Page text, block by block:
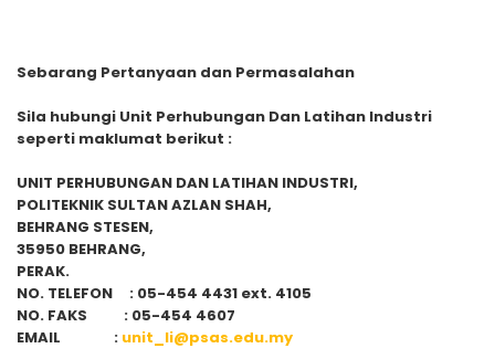
Sebarang Pertanyaan dan Permasalahan
Sila hubungi Unit Perhubungan Dan Latihan Industri
seperti maklumat berikut :
UNIT PERHUBUNGAN DAN LATIHAN INDUSTRI,
POLITEKNIK SULTAN AZLAN SHAH,
BEHRANG STESEN,
35950 BEHRANG,
PERAK.
NO. TELEFON : 05-454 4431 ext. 4105
NO. FAKS : 05-454 4607
EMAIL : unit_li@psas.edu.my